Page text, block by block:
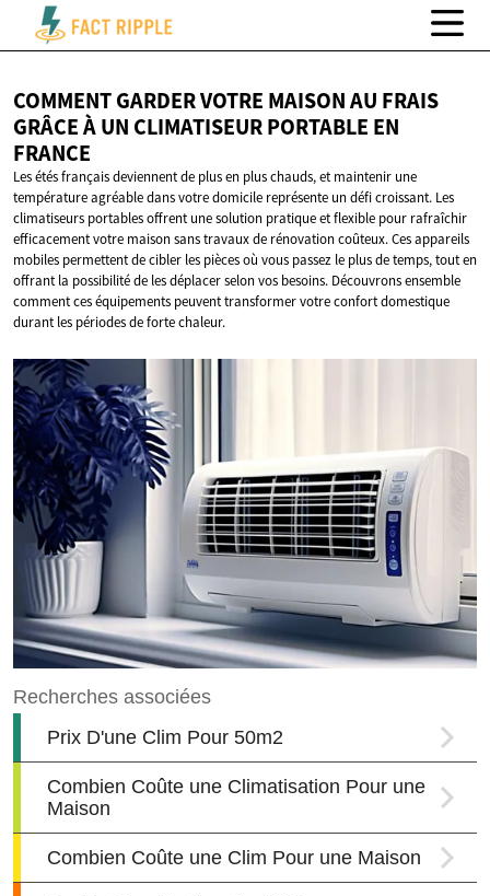
COMMENT GARDER VOTRE MAISON AU FRAIS
GRÂCE À UN CLIMATISEUR PORTABLE EN
FRANCE
Les étés français deviennent de plus en plus chauds, et maintenir une
température agréable dans votre domicile représente un défi croissant. Les
climatiseurs portables offrent une solution pratique et flexible pour rafraîchir
efficacement votre maison sans travaux de rénovation coûteux. Ces appareils
mobiles permettent de cibler les pièces où vous passez le plus de temps, tout en
offrant la possibilité de les déplacer selon vos besoins. Découvrons ensemble
comment ces équipements peuvent transformer votre confort domestique
durant les périodes de forte chaleur.